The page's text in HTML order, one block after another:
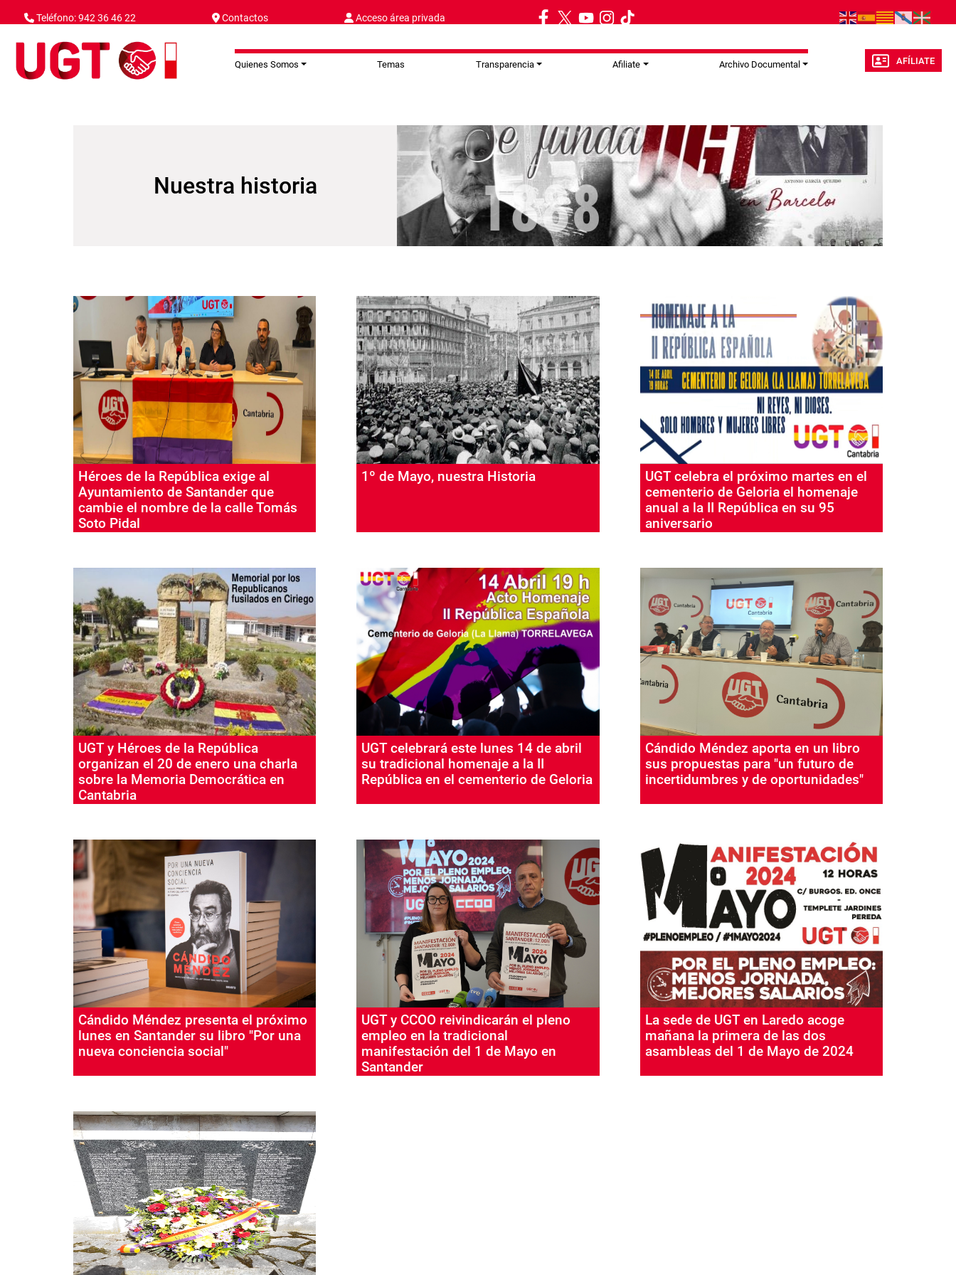
Teléfono: 942 36 46 22 Contactos Acceso área privada
Quienes Somos Temas Transparencia Afiliate Archivo Documental AFÍLIATE
Nuestra historia
Héroes de la República exige al
Ayuntamiento de Santander que
cambie el nombre de la calle Tomás
Soto Pidal
1º de Mayo, nuestra Historia
UGT celebra el próximo martes en el
cementerio de Geloria el homenaje
anual a la II República en su 95
aniversario
UGT y Héroes de la República
organizan el 20 de enero una charla
sobre la Memoria Democrática en
Cantabria
UGT celebrará este lunes 14 de abril
su tradicional homenaje a la II
República en el cementerio de Geloria
Cándido Méndez aporta en un libro
sus propuestas para "un futuro de
incertidumbres y de oportunidades"
Cándido Méndez presenta el próximo
lunes en Santander su libro "Por una
nueva conciencia social"
UGT y CCOO reivindicarán el pleno
empleo en la tradicional
manifestación del 1 de Mayo en
Santander
La sede de UGT en Laredo acoge
mañana la primera de las dos
asambleas del 1 de Mayo de 2024